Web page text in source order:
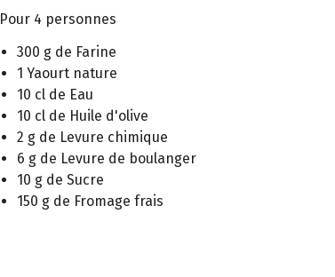
Pour 4 personnes
300 g de Farine
1 Yaourt nature
10 cl de Eau
10 cl de Huile d'olive
2 g de Levure chimique
6 g de Levure de boulanger
10 g de Sucre
150 g de Fromage frais